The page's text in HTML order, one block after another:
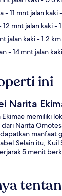
- 11 mnt jalan kaki
12 mnt jalan kaki-
jalan kaki- 1.2 km
- 14 mnt jalan kaki
ini
Narita
Ekimae memiliki
dari Narita
itu, Kuil
5 menit